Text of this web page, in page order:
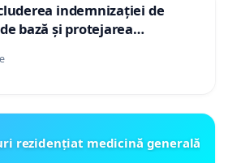
indemnizației de
bază și protejarea
pentru asistenții
rezidențiat medicină generală